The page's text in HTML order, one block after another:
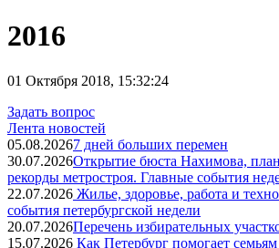
2016
01 Октября 2018, 15:32:24
Задать вопрос
Лента новостей
05.08.20267 дней больших перемен
30.07.2026Открытие бюста Нахимова,
рекорды метростроя. Главные события
22.07.2026 Жилье, здоровье, работа и
события петербургской недели
20.07.2026Перечень избирательных
15.07.2026 Как Петербург помогает